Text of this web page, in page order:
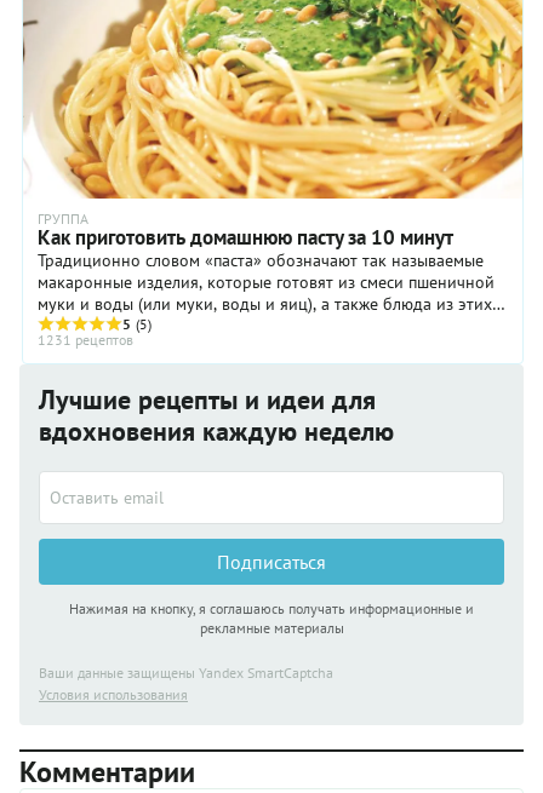
ГРУППА
Как приготовить домашнюю пасту за 10 минут
Традиционно словом «паста» обозначают так называемые
макаронные изделия, которые готовят из смеси пшеничной
муки и воды (или муки, воды и яиц), а также блюда из этих
изделий.
5 (5)
1231 рецептов
Лучшие рецепты и идеи для
вдохновения каждую неделю
Подписаться
Нажимая на кнопку, я соглашаюсь получать информационные и
рекламные материалы
Ваши данные защищены Yandex SmartCaptcha
Условия использования
Комментарии